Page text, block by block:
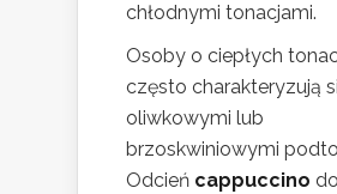
chłodnymi tonacjami.
Osoby o ciepłych
często charakteryzują
oliwkowymi lub
brzoskwiniowymi
Odcień cappuccino